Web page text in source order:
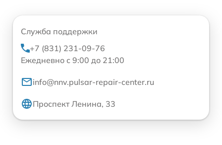
Служба поддержки
+7 (831) 231-09-76
Ежедневно с 9:00 до 21:00
info@nnv.pulsar-repair-center.ru
Проспект Ленина, 33